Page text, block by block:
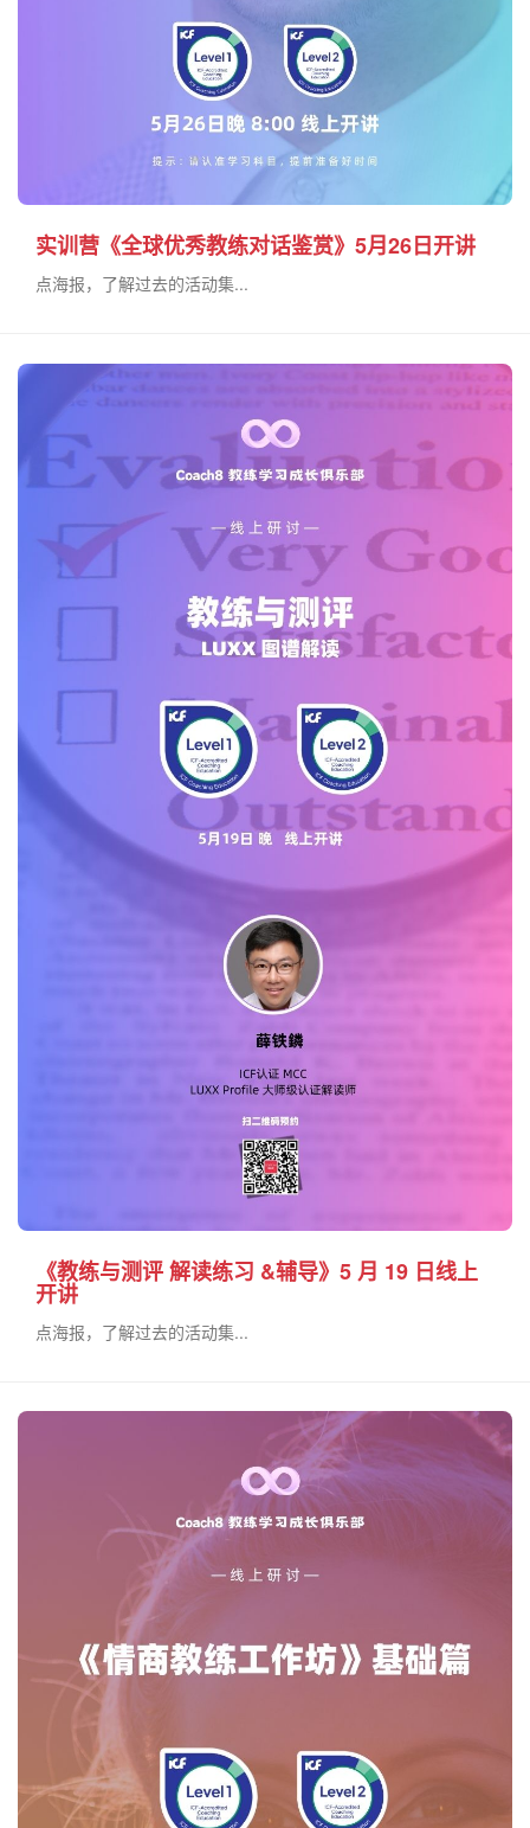
实训营《全球优秀教练对话鉴赏》5月26日开讲
点海报，了解过去的活动集...
《教练与测评 解读练习 &辅导》5 月 19 日线上
开讲
点海报，了解过去的活动集...